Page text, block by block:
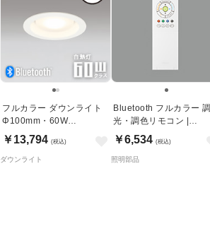
フルカラー ダウンライト
Φ100mm・60W
Bluetooth｜ホワイト
￥13,794 (税込)
ダウンライト
Bluetooth フルカラー 調
光・調色リモコン |
RC912
￥6,534 (税込)
照明部品